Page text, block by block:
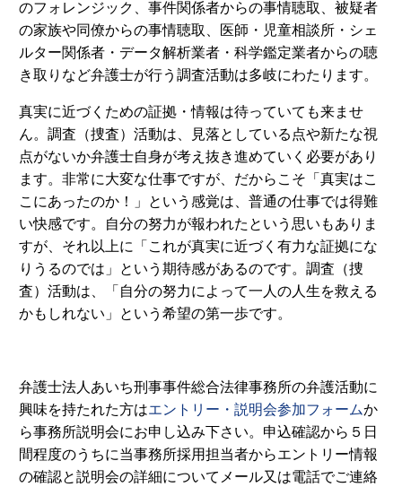
のフォレンジック、事件関係者からの事情聴取、被疑者
の家族や同僚からの事情聴取、医師・児童相談所・シェ
ルター関係者・データ解析業者・科学鑑定業者からの聴
き取りなど弁護士が行う調査活動は多岐にわたります。
真実に近づくための証拠・情報は待っていても来ませ
ん。調査（捜査）活動は、見落としている点や新たな視
点がないか弁護士自身が考え抜き進めていく必要があり
ます。非常に大変な仕事ですが、だからこそ「真実はこ
こにあったのか！」という感覚は、普通の仕事では得難
い快感です。自分の努力が報われたという思いもありま
すが、それ以上に「これが真実に近づく有力な証拠にな
りうるのでは」という期待感があるのです。調査（捜
査）活動は、「自分の努力によって一人の人生を救える
かもしれない」という希望の第一歩です。
弁護士法人あいち刑事事件総合法律事務所の弁護活動に
興味を持たれた方はエントリー・説明会参加フォームか
ら事務所説明会にお申し込み下さい。申込確認から５日
間程度のうちに当事務所採用担当者からエントリー情報
の確認と説明会の詳細についてメール又は電話でご連絡